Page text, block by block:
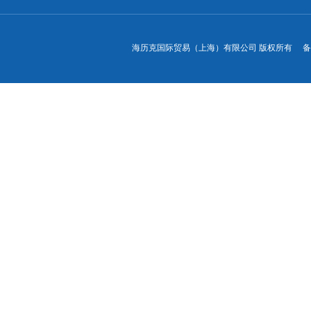
海历克国际贸易（上海）有限公司 版权所有